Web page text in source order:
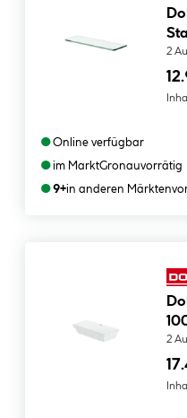
2
●Online verfügbar
●im MarktGronauvorrätig
●9+in anderen Märkten
2